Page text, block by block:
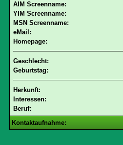
AIM Screenname:
YIM Screenname:
MSN Screenname:
eMail:
Homepage:
Geschlecht:
Geburtstag:
Herkunft:
Interessen:
Beruf:
Kontaktaufnahme: